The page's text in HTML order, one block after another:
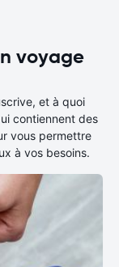
voyage
et à quoi
contiennent des
vous permettre
à vos besoins.